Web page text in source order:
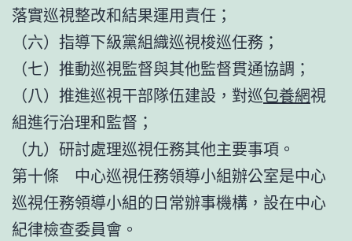
落實巡視整改和結果運用責任；
（六）指導下級黨組織巡視梭巡任務；
（七）推動巡視監督與其他監督貫通協調；
（八）推進巡視干部隊伍建設，對巡包養網視
組進行治理和監督；
（九）研討處理巡視任務其他主要事項。
第十條 中心巡視任務領導小組辦公室是中心
巡視任務領導小組的日常辦事機構，設在中心
紀律檢查委員會。